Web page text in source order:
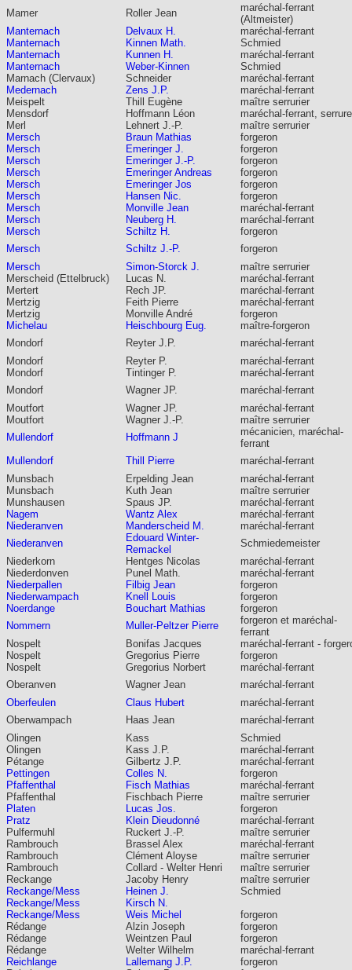
Mamer
Roller Jean
maréchal-ferrant
(Altmeister)
Manternach
Delvaux H.
maréchal-ferrant
Manternach
Kinnen Math.
Schmied
Manternach
Kunnen H.
maréchal-ferrant
Manternach
Weber-Kinnen
Schmied
Marnach (Clervaux)
Schneider
maréchal-ferrant
Medernach
Zens J.P.
maréchal-ferrant
Meispelt
Thill Eugène
maître serrurier
Mensdorf
Hoffmann Léon
maréchal-ferrant,
Merl
Lehnert J.-P.
maître serrurier
Mersch
Braun Mathias
forgeron
Mersch
Emeringer J.
forgeron
Mersch
Emeringer J.-P.
forgeron
Mersch
Emeringer Andreas
forgeron
Mersch
Emeringer Jos
forgeron
Mersch
Hansen Nic.
forgeron
Mersch
Monville Jean
maréchal-ferrant
Mersch
Neuberg H.
maréchal-ferrant
Mersch
Schiltz H.
forgeron
Mersch
Schiltz J.-P.
forgeron
Mersch
Simon-Storck J.
maître serrurier
Merscheid (Ettelbruck)
Lucas N.
maréchal-ferrant
Mertert
Rech JP.
maréchal-ferrant
Mertzig
Feith Pierre
maréchal-ferrant
Mertzig
Monville André
forgeron
Michelau
Heischbourg Eug.
maître-forgeron
Mondorf
Reyter J.P.
maréchal-ferrant
Mondorf
Reyter P.
maréchal-ferrant
Mondorf
Tintinger P.
maréchal-ferrant
Mondorf
Wagner JP.
maréchal-ferrant
Moutfort
Wagner JP.
maréchal-ferrant
Moutfort
Wagner J.-P.
maître serrurier
Mullendorf
Hoffmann J
mécanicien, maréchal-
ferrant
Mullendorf
Thill Pierre
maréchal-ferrant
Munsbach
Erpelding Jean
maréchal-ferrant
Munsbach
Kuth Jean
maître serrurier
Munshausen
Spaus JP.
maréchal-ferrant
Nagem
Wantz Alex
maréchal-ferrant
Niederanven
Manderscheid M.
maréchal-ferrant
Niederanven
Edouard Winter-
Remackel
Schmiedemeister
Niederkorn
Hentges Nicolas
maréchal-ferrant
Niederdonven
Punel Math.
maréchal-ferrant
Niederpallen
Filbig Jean
forgeron
Niederwampach
Knell Louis
forgeron
Noerdange
Bouchart Mathias
forgeron
Nommern
Muller-Peltzer Pierre
forgeron et maréchal-
ferrant
Nospelt
Bonifas Jacques
maréchal-ferrant -
Nospelt
Gregorius Pierre
forgeron
Nospelt
Gregorius Norbert
maréchal-ferrant
Oberanven
Wagner Jean
maréchal-ferrant
Oberfeulen
Claus Hubert
maréchal-ferrant
Oberwampach
Haas Jean
maréchal-ferrant
Olingen
Kass
Schmied
Olingen
Kass J.P.
maréchal-ferrant
Pétange
Gilbertz J.P.
maréchal-ferrant
Pettingen
Colles N.
forgeron
Pfaffenthal
Fisch Mathias
maréchal-ferrant
Pfaffenthal
Fischbach Pierre
maître serrurier
Platen
Lucas Jos.
forgeron
Pratz
Klein Dieudonné
maréchal-ferrant
Pulfermuhl
Ruckert J.-P.
maître serrurier
Rambrouch
Brassel Alex
maréchal-ferrant
Rambrouch
Clément Aloyse
maître serrurier
Rambrouch
Collard - Welter Henri
maître serrurier
Reckange
Jacoby Henry
maître serrurier
Reckange/Mess
Heinen J.
Schmied
Reckange/Mess
Kirsch N.
Reckange/Mess
Weis Michel
forgeron
Rédange
Alzin Joseph
forgeron
Rédange
Weintzen Paul
forgeron
Rédange
Welter Wilhelm
maréchal-ferrant
Reichlange
Lallemang J.P.
forgeron